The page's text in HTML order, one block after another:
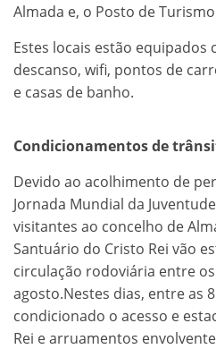
Almada e, o Posto de
Estes locais estão
descanso, wifi, pontos de
e casas de banho.
Condicionamentos de
Devido ao acolhimento de
Jornada Mundial da
visitantes ao concelho de
Santuário do Cristo Rei vão
circulação rodoviária entre
agosto.Nestes dias, entre as
condicionado o acesso e
Rei e arruamentos